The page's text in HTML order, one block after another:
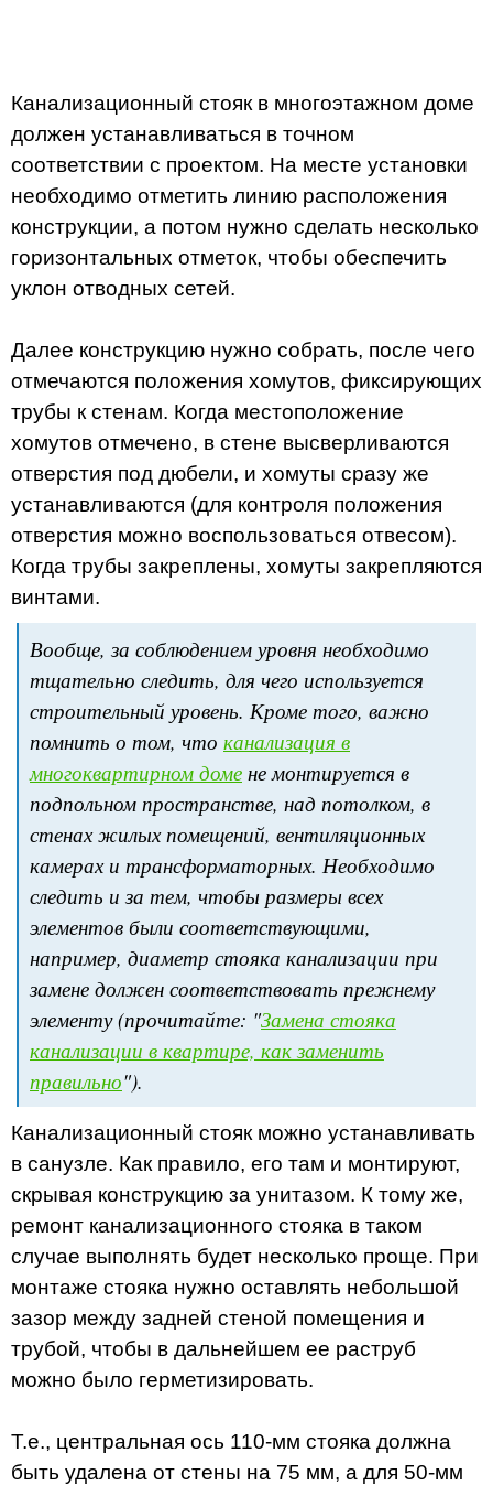
Канализационный стояк в многоэтажном доме
должен устанавливаться в точном
соответствии с проектом. На месте установки
необходимо отметить линию расположения
конструкции, а потом нужно сделать несколько
горизонтальных отметок, чтобы обеспечить
уклон отводных сетей.
Далее конструкцию нужно собрать, после чего
отмечаются положения хомутов, фиксирующих
трубы к стенам. Когда местоположение
хомутов отмечено, в стене высверливаются
отверстия под дюбели, и хомуты сразу же
устанавливаются (для контроля положения
отверстия можно воспользоваться отвесом).
Когда трубы закреплены, хомуты закрепляются
винтами.
Вообще, за соблюдением уровня необходимо
тщательно следить, для чего используется
строительный уровень. Кроме того, важно
помнить о том, что канализация в
многоквартирном доме не монтируется в
подпольном пространстве, над потолком, в
стенах жилых помещений, вентиляционных
камерах и трансформаторных. Необходимо
следить и за тем, чтобы размеры всех
элементов были соответствующими,
например, диаметр стояка канализации при
замене должен соответствовать прежнему
элементу (прочитайте: "Замена стояка
канализации в квартире, как заменить
правильно").
Канализационный стояк можно устанавливать
в санузле. Как правило, его там и монтируют,
скрывая конструкцию за унитазом. К тому же,
ремонт канализационного стояка в таком
случае выполнять будет несколько проще. При
монтаже стояка нужно оставлять небольшой
зазор между задней стеной помещения и
трубой, чтобы в дальнейшем ее раструб
можно было герметизировать.
Т.е., центральная ось 110-мм стояка должна
быть удалена от стены на 75 мм, а для 50-мм